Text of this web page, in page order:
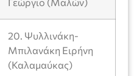
20. Ψυλλινάκη-
Μπιλανάκη Ειρήνη
(Καλαμαύκας)